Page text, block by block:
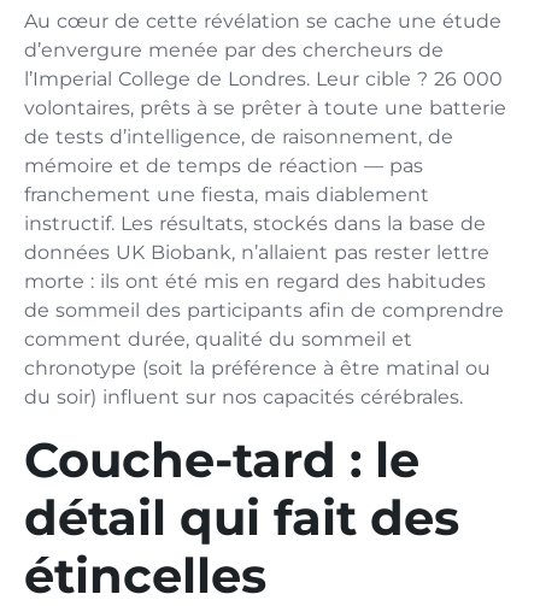
Au cœur de cette révélation se cache une étude
d’envergure menée par des chercheurs de
l’Imperial College de Londres. Leur cible ? 26 000
volontaires, prêts à se prêter à toute une batterie
de tests d’intelligence, de raisonnement, de
mémoire et de temps de réaction — pas
franchement une fiesta, mais diablement
instructif. Les résultats, stockés dans la base de
données UK Biobank, n’allaient pas rester lettre
morte : ils ont été mis en regard des habitudes
de sommeil des participants afin de comprendre
comment durée, qualité du sommeil et
chronotype (soit la préférence à être matinal ou
du soir) influent sur nos capacités cérébrales.
Couche-tard : le
détail qui fait des
étincelles